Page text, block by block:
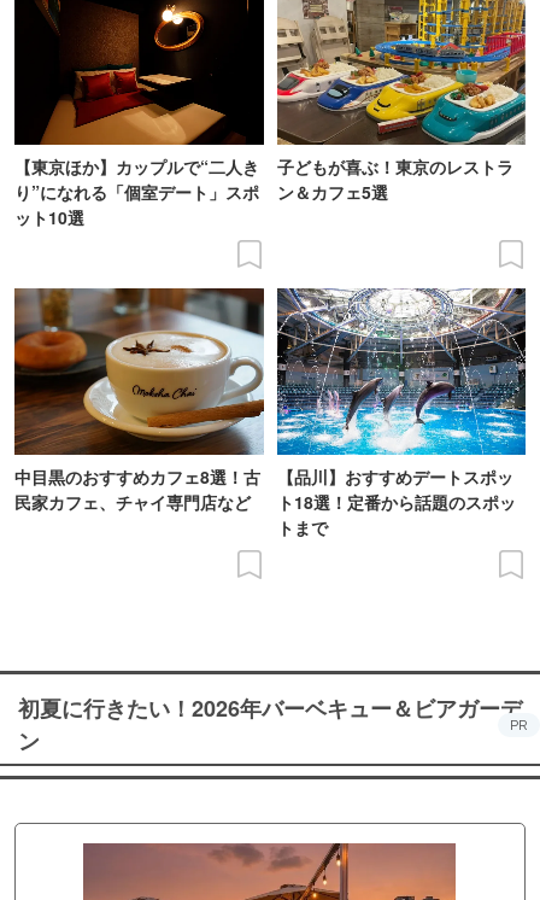
【東京ほか】カップルで“二人き
り”になれる「個室デート」スポ
ット10選
子どもが喜ぶ！東京のレストラ
ン＆カフェ5選
中目黒のおすすめカフェ8選！古
民家カフェ、チャイ専門店など
【品川】おすすめデートスポッ
ト18選！定番から話題のスポッ
トまで
初夏に行きたい！2026年バーベキュー＆ビアガーデ
ン
PR